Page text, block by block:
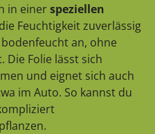
in einerspeziellen
Feuchtigkeit zuverlässig
an, ohne
Die Folie lässt sich
und eignet sich auch
im Auto. So kannst du